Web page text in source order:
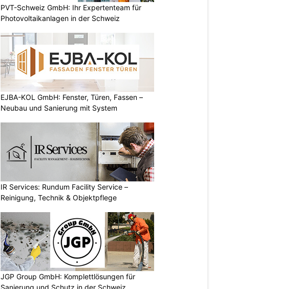
PVT-Schweiz GmbH: Ihr Expertenteam für
Photovoltaikanlagen in der Schweiz
EJBA-KOL GmbH: Fenster, Türen, Fassen –
Neubau und Sanierung mit System
IR Services: Rundum Facility Service –
Reinigung, Technik & Objektpflege
JGP Group GmbH: Komplettlösungen für
Sanierung und Schutz in der Schweiz